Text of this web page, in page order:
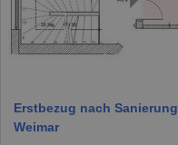
Erstbezug nach
Weimar